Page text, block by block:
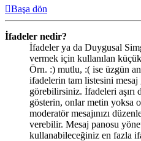
Başa dön
İfadeler nedir?
İfadeler ya da Duygusal
vermek için kullanılan
Örn. :) mutlu, :( ise üzgün
ifadelerin tam listesini
görebilirsiniz. İfadeleri aşırı
gösterin, onlar metin yoksa
moderatör mesajınızı
verebilir. Mesaj panosu
kullanabileceğiniz en fazla